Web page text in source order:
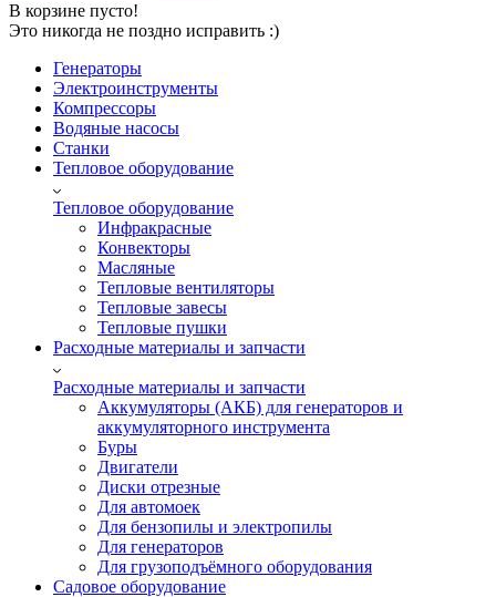
В корзине пусто!
Это никогда не поздно исправить :)
Генераторы
Электроинструменты
Компрессоры
Водяные насосы
Станки
Тепловое оборудование
Тепловое оборудование
Инфракрасные
Конвекторы
Масляные
Тепловые вентиляторы
Тепловые завесы
Тепловые пушки
Расходные материалы и запчасти
Расходные материалы и запчасти
Аккумуляторы (АКБ) для генераторов и
аккумуляторного инструмента
Буры
Двигатели
Диски отрезные
Для автомоек
Для бензопилы и электропилы
Для генераторов
Для грузоподъёмного оборудования
Садовое оборудование